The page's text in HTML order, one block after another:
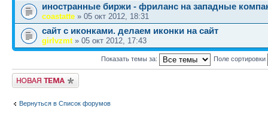
иностранные биржи - фриланс на западные
coastatte » 05 окт 2012, 18:31
сайт с иконками. делаем иконки на сайт
girlvzmt» 05 окт 2012, 17:43
Показать темы за: Поле сортировки
Новая тема
Вернуться в Список форумов